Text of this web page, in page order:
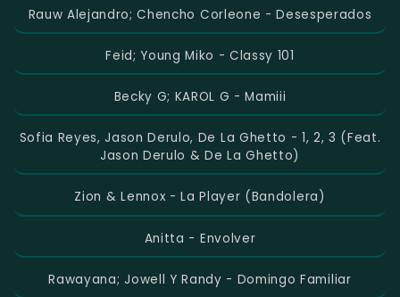
Rauw Alejandro; Chencho Corleone - Desesperados
Feid; Young Miko - Classy 101
Becky G; KAROL G - Mamiii
Sofia Reyes, Jason Derulo, De La Ghetto - 1, 2, 3 (feat.
Jason Derulo & De La Ghetto)
Zion & Lennox - La Player (Bandolera)
Anitta - Envolver
Rawayana; Jowell Y Randy - Domingo Familiar